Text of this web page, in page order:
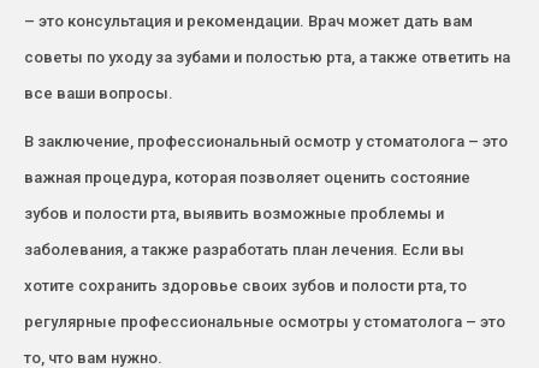
– это консультация и рекомендации. Врач может дать вам
советы по уходу за зубами и полостью рта, а также ответить на
все ваши вопросы.
В заключение, профессиональный осмотр у стоматолога – это
важная процедура, которая позволяет оценить состояние
зубов и полости рта, выявить возможные проблемы и
заболевания, а также разработать план лечения. Если вы
хотите сохранить здоровье своих зубов и полости рта, то
регулярные профессиональные осмотры у стоматолога – это
то, что вам нужно.